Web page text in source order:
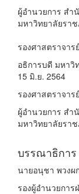
ผู้อำนวยการ สำ
มหาวิทยาลัยรา
รองศาสตราจา
อธิการบดี มหาวิ
15 มิ.ย. 2564
รองศาสตราจา
ผู้อำนวยการ สำ
มหาวิทยาลัยรา
บรรณาธิการ
นายอนุชา พวงผ
รองผู้อำนวยกา